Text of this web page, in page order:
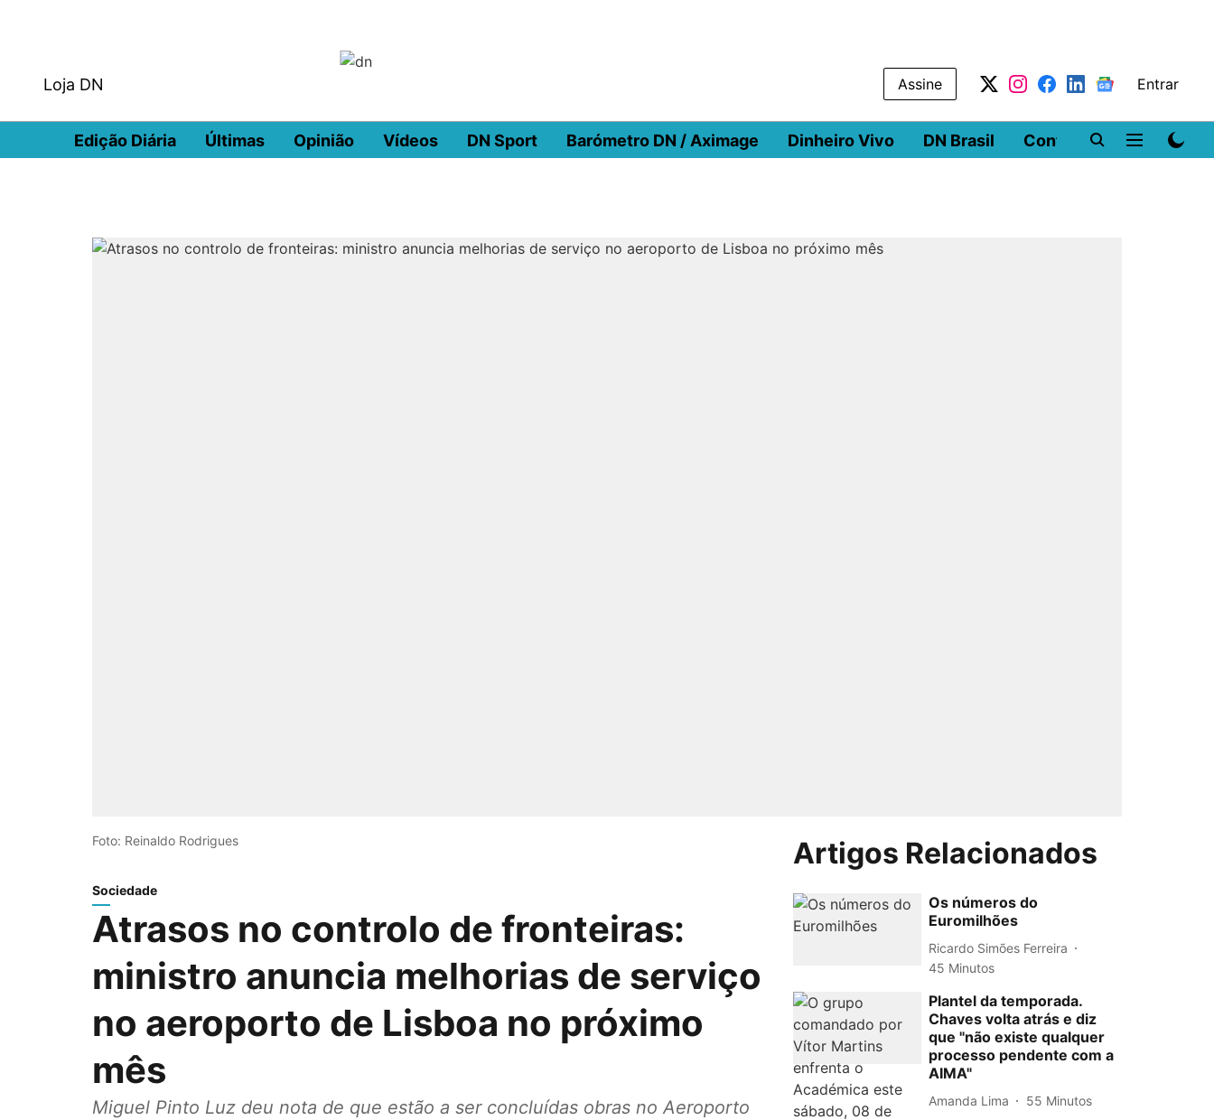
Loja DN Assine Entrar
Edição Diária Últimas Opinião Vídeos DN Sport Barómetro DN / Aximage Dinheiro Vivo DN Brasil Conferências DN
Foto: Reinaldo Rodrigues
Sociedade
Atrasos no controlo de fronteiras:
ministro anuncia melhorias de serviço
no aeroporto de Lisboa no próximo
mês
Miguel Pinto Luz deu nota de que estão a ser concluídas obras no Aeroporto
Artigos Relacionados
Os números do
Euromilhões
Ricardo Simões Ferreira
45 Minutos
Plantel da temporada.
Chaves volta atrás e diz
que "não existe qualquer
processo pendente com a
AIMA"
Amanda Lima 55 Minutos